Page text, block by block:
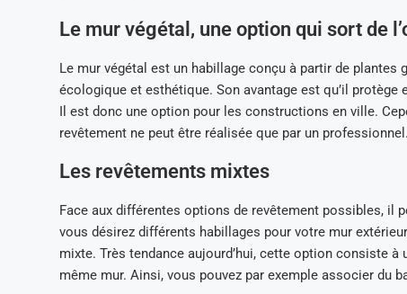
Le mur végétal, une option qui sort de
Le mur végétal est un habillage conçu à partir de plantes
écologique et esthétique. Son avantage est qu’il
Il est donc une option pour les constructions en ville.
revêtement ne peut être réalisée que par un professionnel.
Les revêtements mixtes
Face aux différentes options de revêtement possibles, il
vous désirez différents habillages pour votre mur
mixte. Très tendance aujourd’hui, cette option consiste
même mur. Ainsi, vous pouvez par exemple associer du